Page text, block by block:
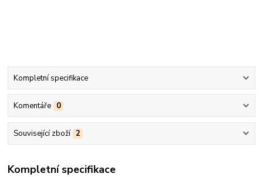
Kompletní specifikace
Komentáře 0
Související zboží 2
Kompletní specifikace